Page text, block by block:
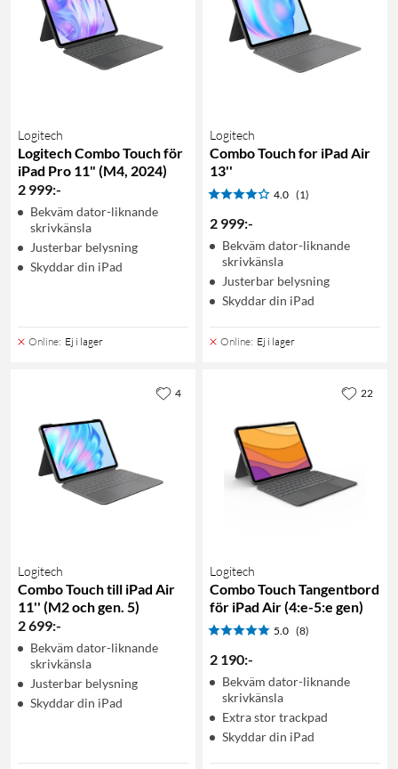
Logitech
Logitech Combo Touch för
iPad Pro 11" (M4, 2024)
2 999:-
Bekväm dator-liknande
skrivkänsla
Justerbar belysning
Skyddar din iPad
Online: Ej i lager
Logitech
Combo Touch for iPad Air
13''
4.0 (1)
2 999:-
Bekväm dator-liknande
skrivkänsla
Justerbar belysning
Skyddar din iPad
Online: Ej i lager
Logitech
Combo Touch till iPad Air
11'' (M2 och gen. 5)
2 699:-
Bekväm dator-liknande
skrivkänsla
Justerbar belysning
Skyddar din iPad
4
Logitech
Combo Touch Tangentbord
för iPad Air (4:e-5:e gen)
5.0 (8)
2 190:-
Bekväm dator-liknande
skrivkänsla
Extra stor trackpad
Skyddar din iPad
22